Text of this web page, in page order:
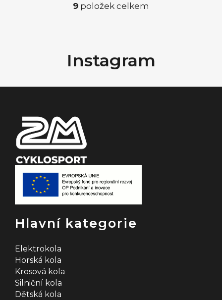
O
á
d
p
r
v
k
y
9 položek celkem
t
Instagram
Hlavní kategorie
Elektrokola
Horská kola
Krosová kola
Silniční kola
Dětská kola